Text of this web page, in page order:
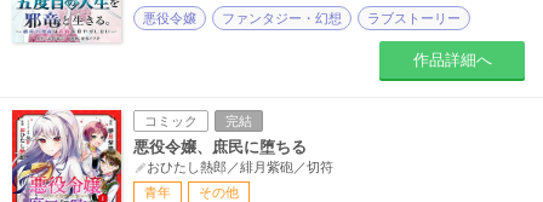
悪役令嬢 ファンタジー・幻想 ラブストーリー
作品詳細へ
コミック 完結
悪役令嬢、庶民に堕ちる
おひたし熱郎／緋月紫砲／切符
青年
その他